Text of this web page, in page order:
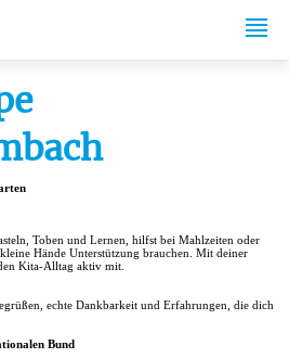
Toben und Lernen, hilfst bei Mahlzeiten oder
Hände Unterstützung brauchen. Mit deiner
Kita-Alltag aktiv mit.
echte Dankbarkeit und Erfahrungen, die dich
Bund